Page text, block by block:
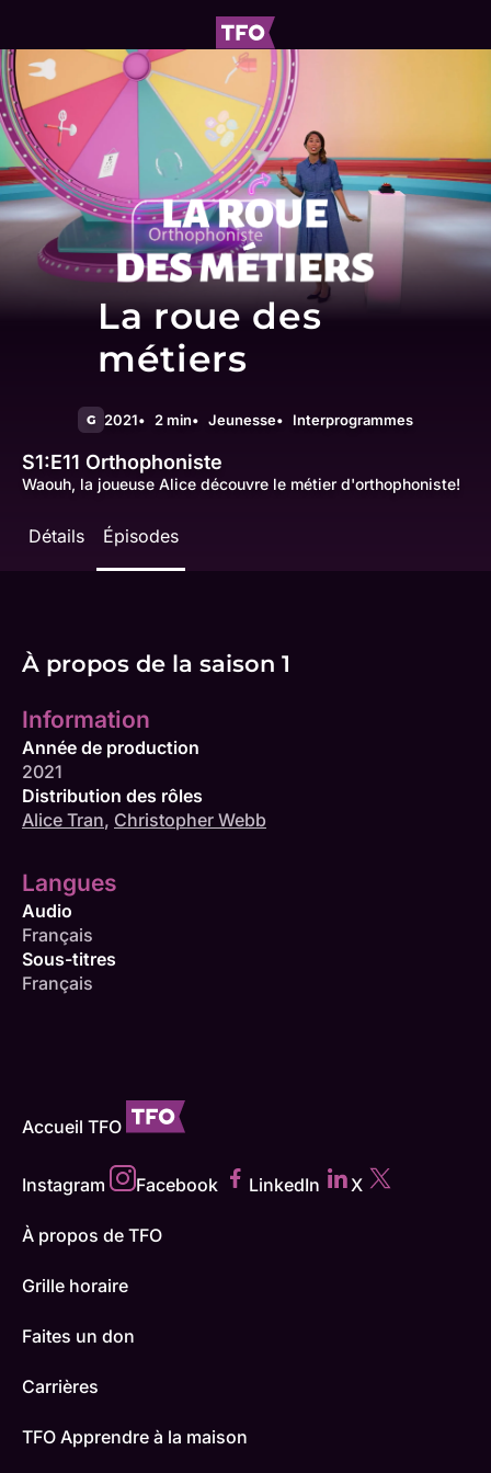
La roue des
métiers
G 2021 2 min Jeunesse Interprogrammes
S1:E11 Orthophoniste
Waouh, la joueuse Alice découvre le métier d'orthophoniste!
Détails Épisodes
À propos de la saison 1
Information
Année de production
2021
Distribution des rôles
Alice Tran, Christopher Webb
Langues
Audio
Français
Sous-titres
Français
Accueil TFO
Instagram Facebook LinkedIn X
À propos de TFO
Grille horaire
Faites un don
Carrières
TFO Apprendre à la maison